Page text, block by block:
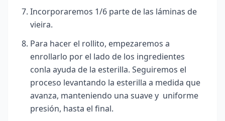
Incorporaremos 1/6 parte de las láminas de
vieira.
Para hacer el rollito, empezaremos a
enrollarlo por el lado de los ingredientes
conla ayuda de la esterilla. Seguiremos el
proceso levantando la esterilla a medida que
avanza, manteniendo una suave y uniforme
presión, hasta el final.